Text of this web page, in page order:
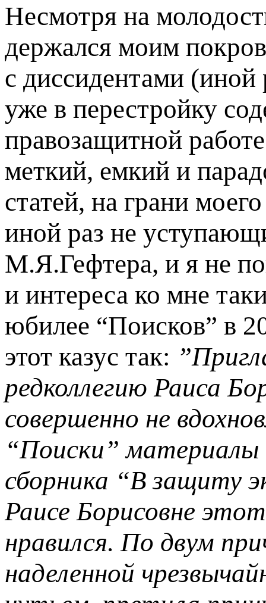
Несмотря на
держался моим
с диссидентами (иной
уже в перестройку
правозащитной
меткий, емкий и
статей, на грани
иной раз не
М.Я.Гефтера, и я не
и интереса ко мне
юбилее “Поисков” в
этот казус так:
редколлегию Раиса
совершенно не
“Поиски” материалы
сборника “В защиту
Раисе Борисовне
нравился. По двум
наделенной